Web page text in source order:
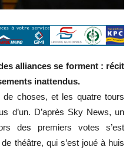
alliances se forment : récit
inattendus.
de choses, et les quatre tours
d’un. D’après Sky News, un
des premiers votes s’est
théâtre, qui s’est joué à huis